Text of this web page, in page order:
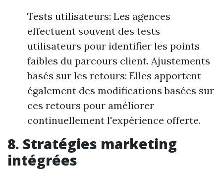
Tests utilisateurs: Les agences
effectuent souvent des tests
utilisateurs pour identifier les points
faibles du parcours client. Ajustements
basés sur les retours: Elles apportent
également des modifications basées sur
ces retours pour améliorer
continuellement l'expérience offerte.
8. Stratégies marketing
intégrées